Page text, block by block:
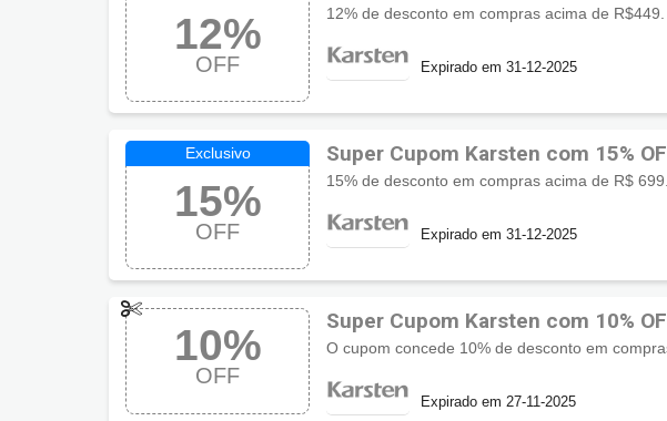
12%
OFF
12% de desconto em compras acima de
Expirado em 31-12-2025
15%
OFF
Super Cupom Karsten com 15%
15% de desconto em compras acima de R$
Expirado em 31-12-2025
10%
OFF
Super Cupom Karsten com 10%
Expirado em 27-11-2025